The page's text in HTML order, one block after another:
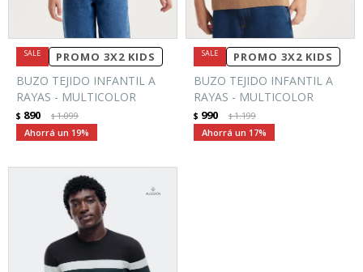
PROMO 3X2 KIDS
BUZO TEJIDO INFANTIL A
RAYAS - MULTICOLOR
$ 890 $1.099
19
PROMO 3X2 KIDS
BUZO TEJIDO INFANTIL A
RAYAS - MULTICOLOR
$ 990 $1.199
17